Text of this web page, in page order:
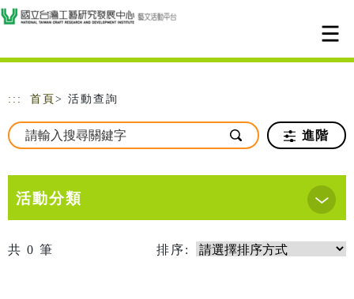
跳到主要內容
網站導覽
::: 首頁 > 活動查詢
進階
活動分類
共 0 筆 排序: